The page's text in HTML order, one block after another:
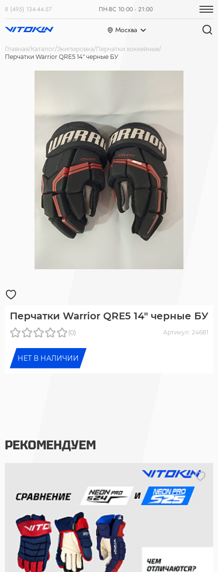
8 (495) 134-44-57 ПН-ВС 10:00 - 21:00
Москва
Главная Каталог Экипировка Перчатки хоккейные
Перчатки Warrior QRE5 14" черные БУ
Перчатки Warrior QRE5 14" черные БУ
(0) Артикул: 24681
НЕТ В НАЛИЧИИ
РЕКОМЕНДУЕМ